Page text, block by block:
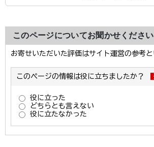
このページについてお聞かせください